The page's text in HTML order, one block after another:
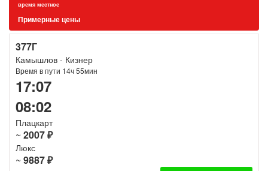
время местное
Примерные цены
377Г
Камышлов - Кизнер
Время в пути 14ч 55мин
17:07
08:02
Плацкарт
~ 2007 ₽
Люкс
~ 9887 ₽